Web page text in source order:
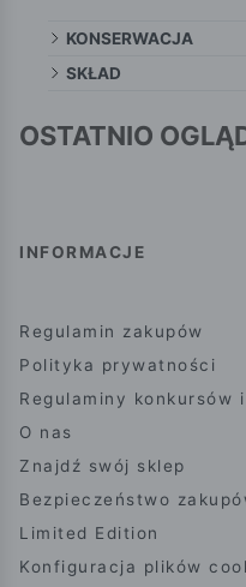
KONSERWACJA
SKŁAD
OSTATNIO
INFORMACJE
Regulamin zakupów
Polityka prywatności
Regulaminy konkursów
O nas
Znajdź swój sklep
Bezpieczeństwo
Limited Edition
Konfiguracja plików